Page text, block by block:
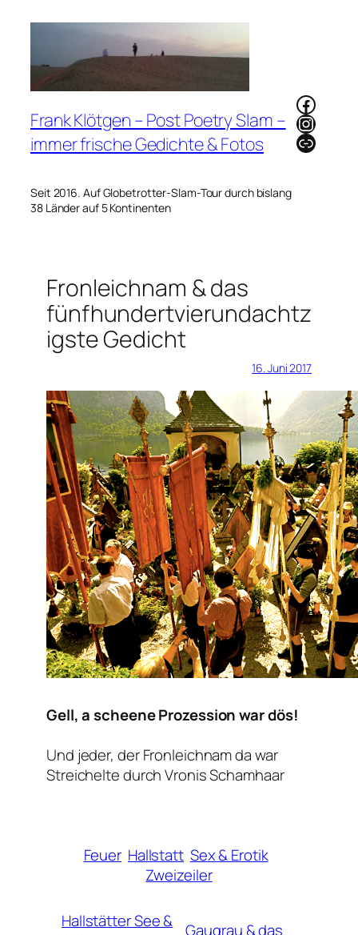
Frank Klötgen – Post Poetry Slam –
immer frische Gedichte & Fotos
Seit 2016. Auf Globetrotter-Slam-Tour durch bislang
38 Länder auf 5 Kontinenten
Link
Fronleichnam & das
fünfhundertvierundachtz
igste Gedicht
16. Juni 2017
Gell, a scheene Prozession war dös!
Und jeder, der Fronleichnam da war
Streichelte durch Vronis Schamhaar
Feuer Hallstatt Sex & Erotik
Zweizeiler
Hallstätter See &
Gaugrau & das